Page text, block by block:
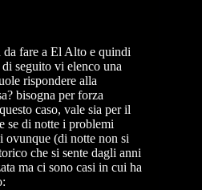
da fare a El Alto e quindi
seguito vi elenco una
rispondere alla
bisogna per forza
caso, vale sia per il
se di notte i problemi
ovunque (di notte non si
che si sente dagli anni
ma ci sono casi in cui ha